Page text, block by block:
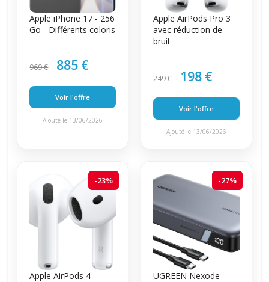
Apple iPhone 17 - 256
Go - Différents coloris
969 € 885 €
Voir l'offre
Ajouté le 13/06/2026
Apple AirPods Pro 3
avec réduction de
bruit
249 € 198 €
Voir l'offre
Ajouté le 13/06/2026
-23%
Apple AirPods 4 -
-27%
UGREEN Nexode